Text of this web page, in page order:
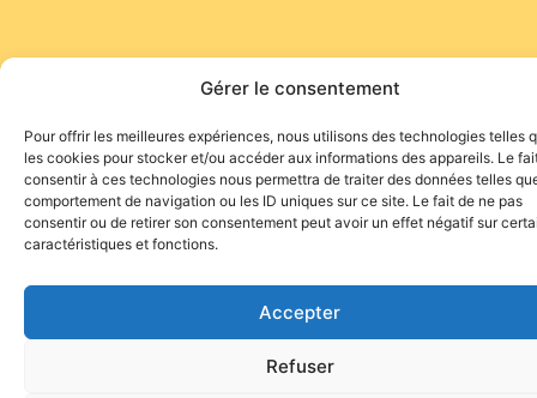
Gérer le consentement
Pour offrir les meilleures expériences, nous utilisons des technologies telles
les cookies pour stocker et/ou accéder aux informations des appareils. Le
consentir à ces technologies nous permettra de traiter des données telles
comportement de navigation ou les ID uniques sur ce site. Le fait de ne pas
consentir ou de retirer son consentement peut avoir un effet négatif sur
caractéristiques et fonctions.
Accepter
Refuser
Site de l'association TOROFIESTA